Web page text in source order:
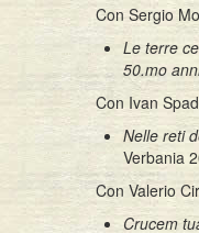
Con Sergio
Le terre
50.mo
Con Ivan
Nelle reti
Verbania
Con Valerio
Crucem